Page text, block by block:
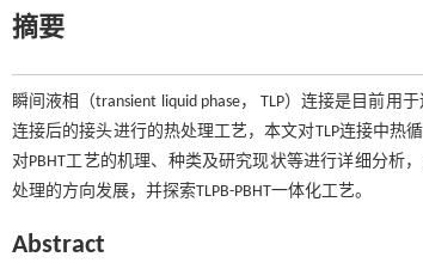
摘要
瞬间液相（transient liquid phase， TLP）连接是目前用
连接后的接头进行的热处理工艺，本文对TLP连接中热
对PBHT工艺的机理、种类及研究现状等进行详细分析
处理的方向发展，并探索TLPB-PBHT一体化工艺。
Abstract